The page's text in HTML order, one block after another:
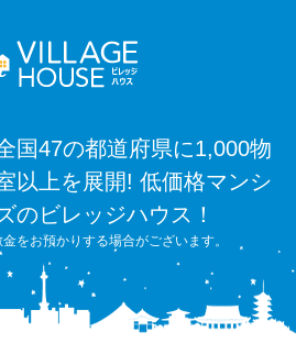
国47の都道府県に1,000物
以上を展開! 低価格マンシ
のビレッジハウス！
をお預かりする場合がございます。